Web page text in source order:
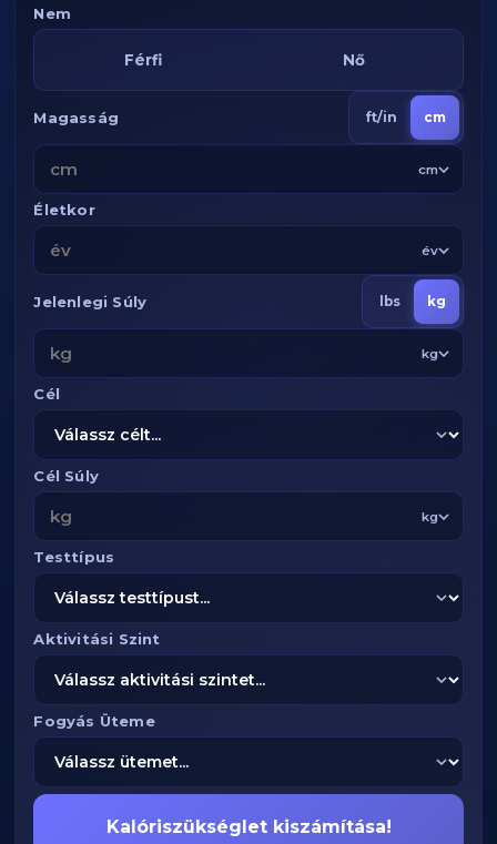
Nem
Férfi Nő
Magasság ft/in cm
cm
Életkor
év
Jelenlegi Súly lbs kg
kg
Cél
Cél Súly
kg
Testtípus
Aktivitási Szint
Fogyás Üteme
Kalóriszükséglet kiszámítása!